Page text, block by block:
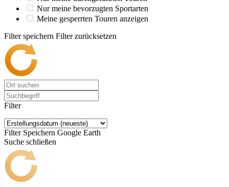
Nur meine bevorzugten Sportarten
Meine gesperrten Touren anzeigen
Filter speichern Filter zurücksetzen
Filter
Filter Speichern Google Earth
Suche schließen